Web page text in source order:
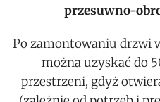
przesuwno-
Po zamontowaniu drzwi
można uzyskać do
przestrzeni, gdyż